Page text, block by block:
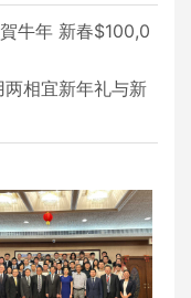
牛年 新春$100,0
相宜新年礼与新